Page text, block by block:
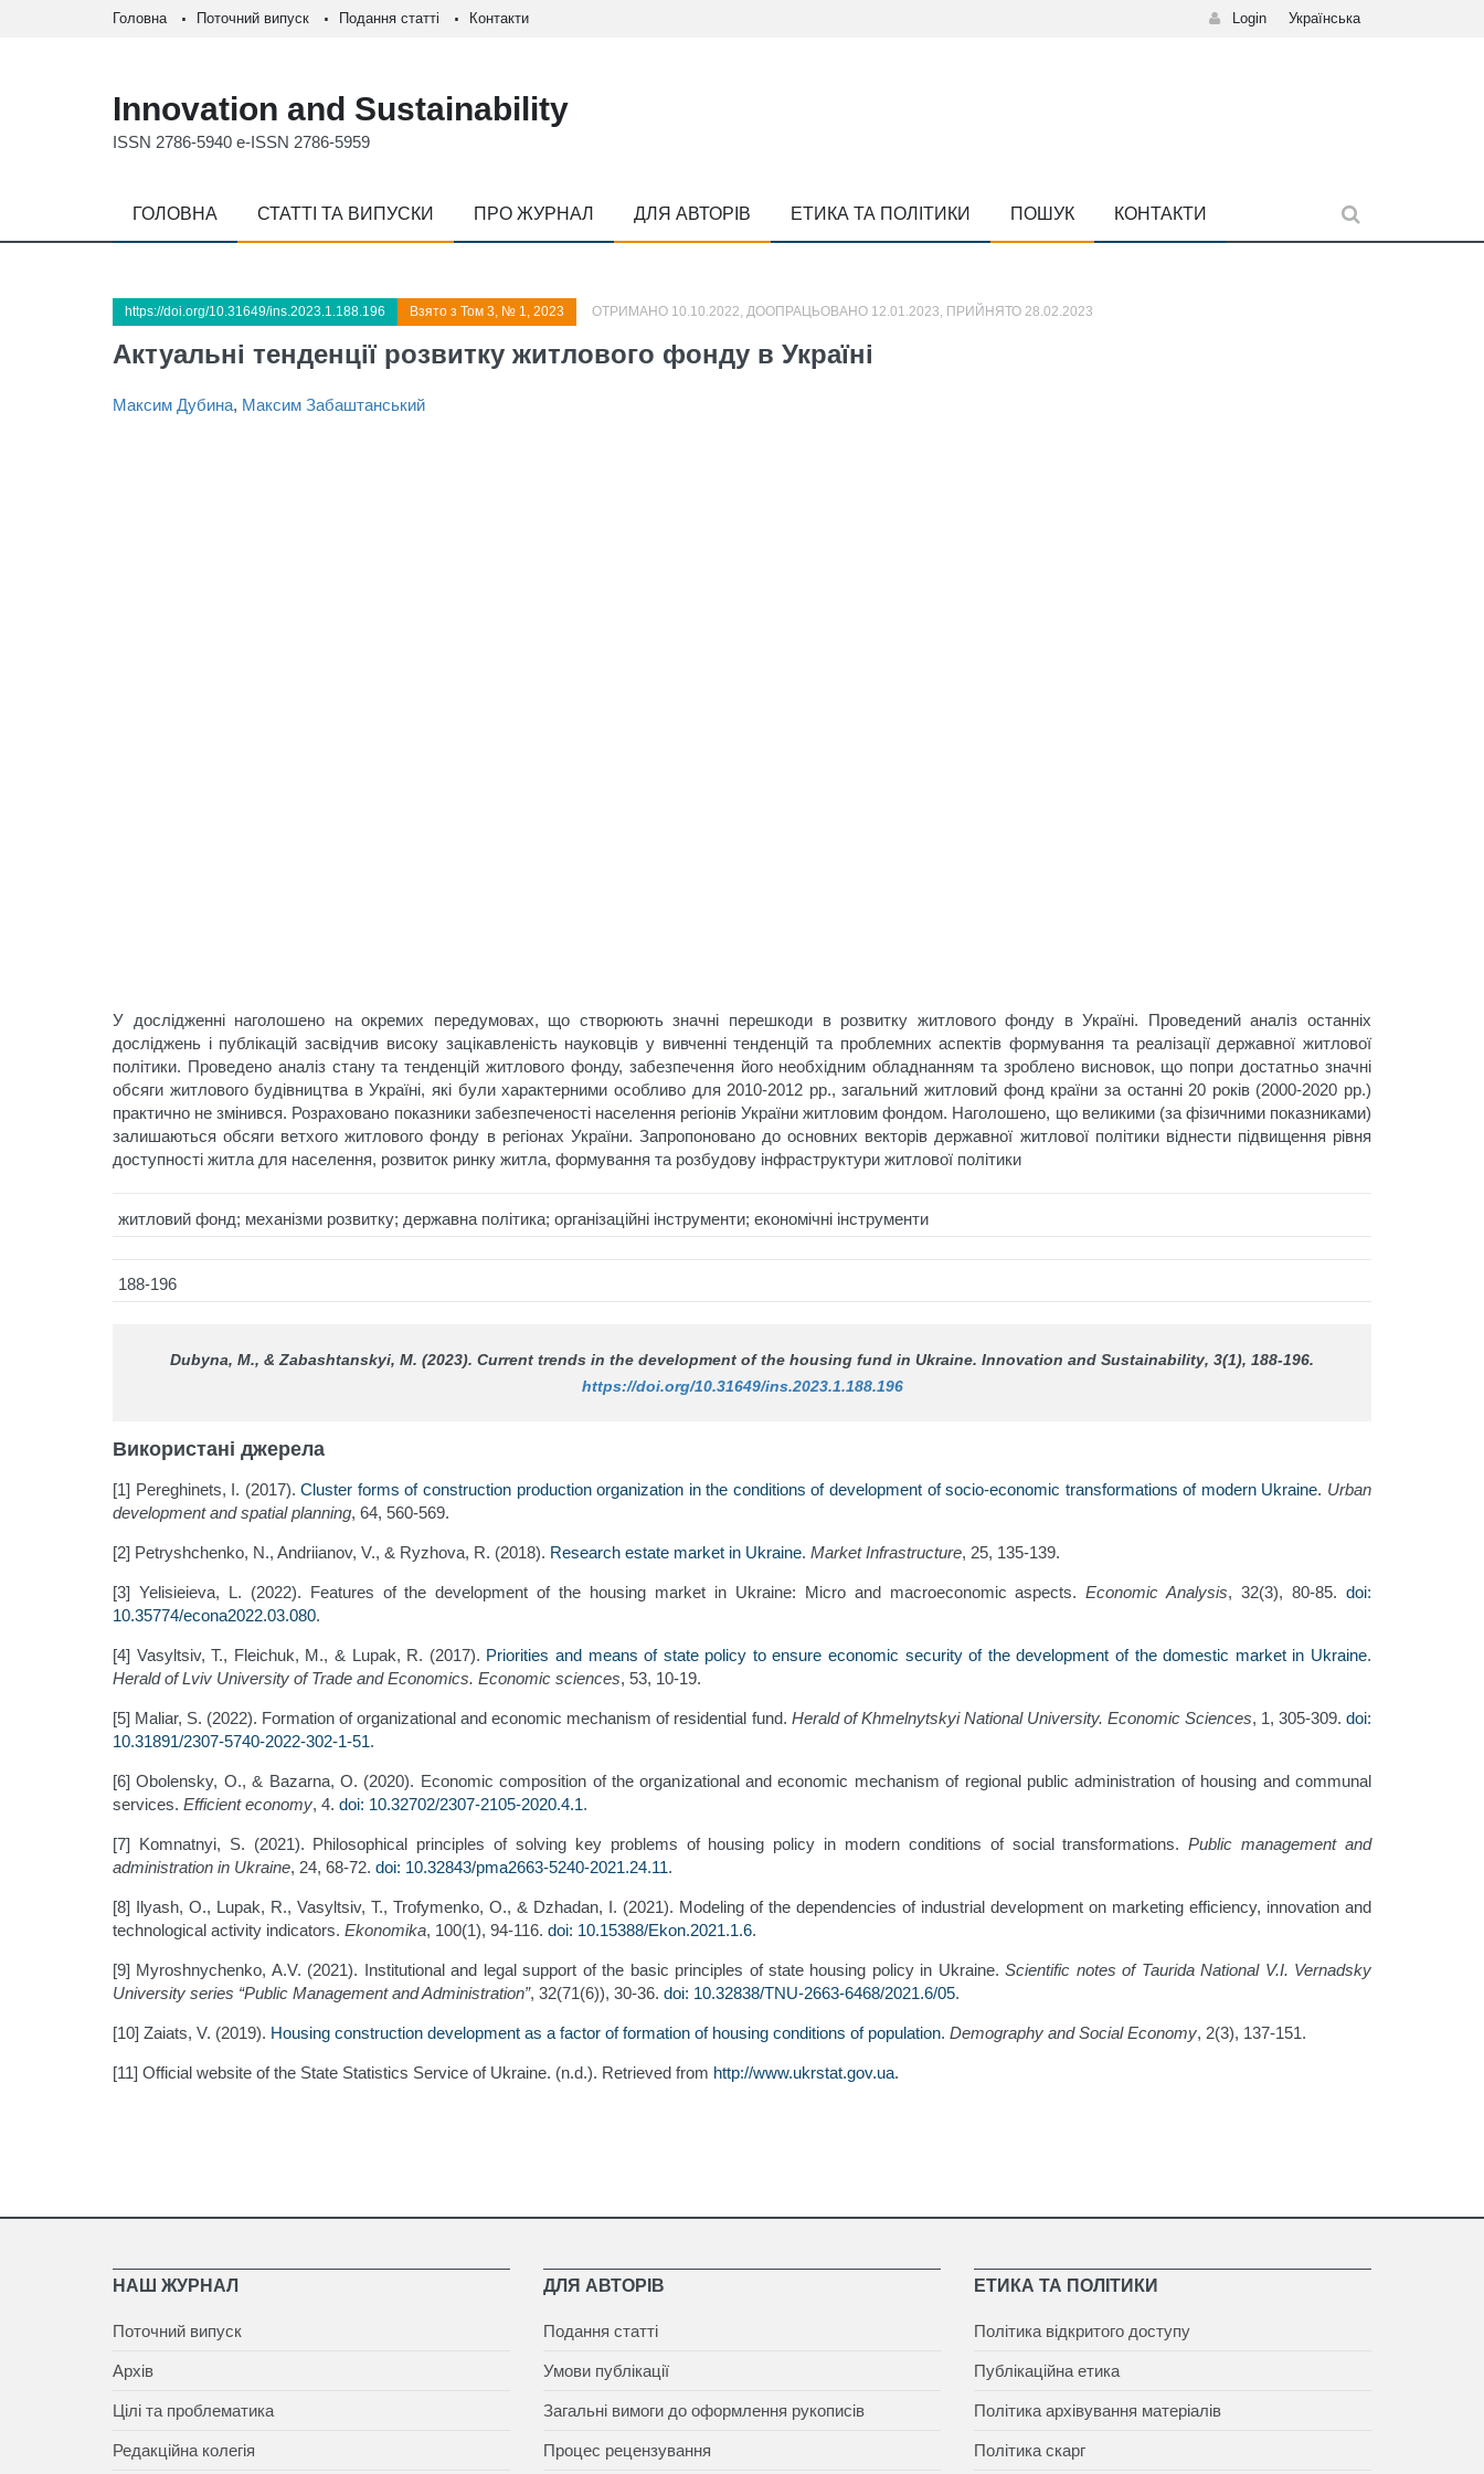
Головна Поточний випуск Подання статті Контакти Login Українська
Innovation and Sustainability
ISSN 2786-5940 e-ISSN 2786-5959
ГОЛОВНА СТАТТІ ТА ВИПУСКИ ПРО ЖУРНАЛ ДЛЯ АВТОРІВ ЕТИКА ТА ПОЛІТИКИ ПОШУК КОНТАКТИ
https://doi.org/10.31649/ins.2023.1.188.196 Взято з Том 3, № 1, 2023 ОТРИМАНО 10.10.2022, ДООПРАЦЬОВАНО 12.01.2023, ПРИЙНЯТО 28.02.2023
Актуальні тенденції розвитку житлового фонду в Україні
Максим Дубина, Максим Забаштанський
У дослідженні наголошено на окремих передумовах, що створюють значні перешкоди в розвитку житлового фонду в Україні. Проведений аналіз останніх
досліджень і публікацій засвідчив високу зацікавленість науковців у вивченні тенденцій та проблемних аспектів формування та реалізації державної житлової
політики. Проведено аналіз стану та тенденцій житлового фонду, забезпечення його необхідним обладнанням та зроблено висновок, що попри достатньо значні
обсяги житлового будівництва в Україні, які були характерними особливо для 2010-2012 рр., загальний житловий фонд країни за останні 20 років (2000-2020 рр.)
практично не змінився. Розраховано показники забезпеченості населення регіонів України житловим фондом. Наголошено, що великими (за фізичними показниками)
залишаються обсяги ветхого житлового фонду в регіонах України. Запропоновано до основних векторів державної житлової політики віднести підвищення рівня
доступності житла для населення, розвиток ринку житла, формування та розбудову інфраструктури житлової політики
житловий фонд; механізми розвитку; державна політика; організаційні інструменти; економічні інструменти
188-196
Dubyna, M., & Zabashtanskyi, M. (2023). Current trends in the development of the housing fund in Ukraine. Innovation and Sustainability, 3(1), 188-196.
https://doi.org/10.31649/ins.2023.1.188.196
Використані джерела
[1] Pereghinets, I. (2017).Cluster forms of construction production organization in the conditions of development of socio-economic transformations of modern Ukraine. Urban
development and spatial planning, 64, 560-569.
[2] Petryshchenko, N., Andriianov, V., & Ryzhova, R. (2018). Research estate market in Ukraine. Market Infrastructure, 25, 135-139.
[3] Yelisieieva, L. (2022). Features of the development of the housing market in Ukraine: Micro and macroeconomic aspects.Economic Analysis, 32(3), 80-85.doi:
10.35774/econa2022.03.080.
[4] Vasyltsiv, T., Fleichuk, M., & Lupak, R. (2017). Priorities and means of state policy to ensure economic security of the development of the domestic market in Ukraine.
Herald of Lviv University of Trade and Economics. Economic sciences, 53, 10-19.
[5] Maliar, S. (2022). Formation of organizational and economic mechanism of residential fund. Herald of Khmelnytskyi National University. Economic Sciences, 1, 305-309.doi:
10.31891/2307-5740-2022-302-1-51.
[6] Obolensky, O., & Bazarna, O. (2020). Economic composition of the organizational and economic mechanism of regional public administration of housing and communal
services. Efficient economy, 4. doi: 10.32702/2307-2105-2020.4.1.
[7] Komnatnyi, S. (2021). Philosophical principles of solving key problems of housing policy in modern conditions of social transformations.Public management and
administration in Ukraine, 24, 68-72. doi: 10.32843/pma2663-5240-2021.24.11.
[8] Ilyash, O., Lupak, R., Vasyltsiv, T., Trofymenko, O., & Dzhadan, I. (2021). Modeling of the dependencies of industrial development on marketing efficiency, innovation and
technological activity indicators. Ekonomika, 100(1), 94-116. doi: 10.15388/Ekon.2021.1.6.
[9] Myroshnychenko, A.V. (2021). Institutional and legal support of the basic principles of state housing policy in Ukraine.Scientific notes of Taurida National V.I. Vernadsky
University series “Public Management and Administration”, 32(71(6)), 30-36. doi: 10.32838/TNU-2663-6468/2021.6/05.
[10] Zaiats, V. (2019). Housing construction development as a factor of formation of housing conditions of population. Demography and Social Economy, 2(3), 137-151.
[11] Official website of the State Statistics Service of Ukraine. (n.d.). Retrieved from http://www.ukrstat.gov.ua.
НАШ ЖУРНАЛ
Поточний випуск
Архів
Цілі та проблематика
Редакційна колегія
ДЛЯ АВТОРІВ
Подання статті
Умови публікації
Загальні вимоги до оформлення рукописів
Процес рецензування
ЕТИКА ТА ПОЛІТИКИ
Політика відкритого доступу
Публікаційна етика
Політика архівування матеріалів
Політика скарг